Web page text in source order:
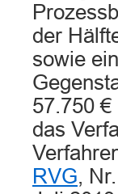
der
sowie
57.750
das
RVG,